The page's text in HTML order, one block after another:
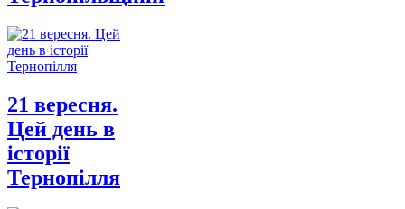
21 вересня.
Цей день в
історії
Тернопілля